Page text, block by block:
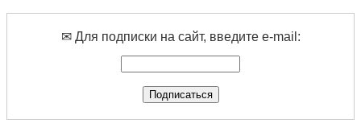
✉ Для подписки на сайт, введите e-mail: